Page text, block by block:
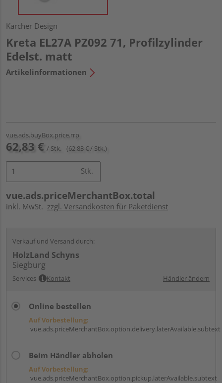
Karcher Design
Kreta EL27A PZ092 71, Profilzylinder
Edelst. matt
Artikelinformationen
vue.ads.buyBox.price.rrp
62,83 € / Stk. (62,83 € / Stk.)
Stk.
vue.ads.priceMerchantBox.total
inkl. MwSt. zzgl. Versandkosten für Paketdienst
Verkauf und Versand durch:
HolzLand Schyns
Siegburg
Services Kontakt Händler ändern
Online bestellen
Auf Vorbestellung:
vue.ads.priceMerchantBox.option.delivery.laterAvailable.subtext
Beim Händler abholen
Auf Vorbestellung:
vue.ads.priceMerchantBox.option.pickup.laterAvailable.subtext